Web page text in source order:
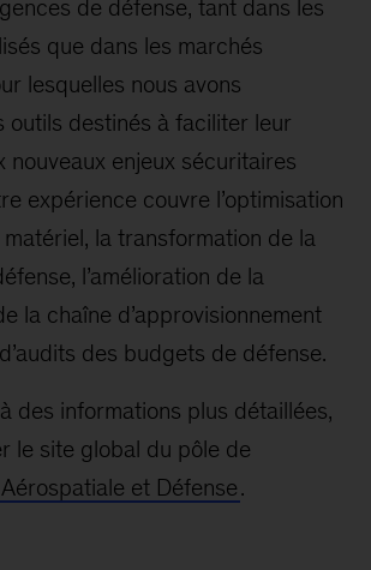
de défense, tant dans les
que dans les marchés
lesquelles nous avons
outils destinés à faciliter leur
nouveaux enjeux sécuritaires
expérience couvre l’optimisation
la transformation de la
l’amélioration de la
la chaîne d’approvisionnement
des budgets de défense.
des informations plus détaillées,
le site global du pôle de
Aérospatiale et Défense.